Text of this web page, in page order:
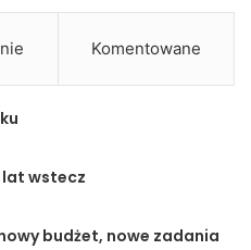
Komentowane
lat wstecz
budżet, nowe zadania